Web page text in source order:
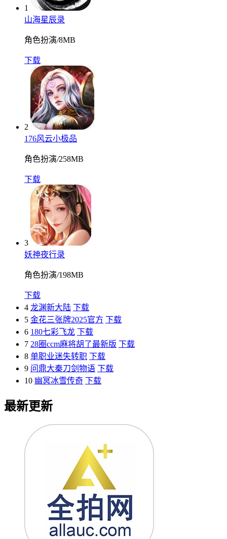
1
山海星辰录
角色扮演/8MB
下载
2
176风云小极品
角色扮演/258MB
下载
3
妖神夜行录
角色扮演/198MB
下载
4 龙渊新大陆 下载
5 金花三张牌2025官方 下载
6 180七彩飞龙 下载
7 28圈ccm麻将胡了最新版 下载
8 单职业迷失转职 下载
9 问鼎大秦刀剑物语 下载
10 幽冥冰雪传奇 下载
最新更新